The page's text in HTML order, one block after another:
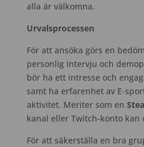
alla är välkomna.
Urvalsprocessen
För att ansöka görs en
personlig intervju och
bör ha ett intresse och
samt ha erfarenhet av E-
aktivitet. Meriter som en
kanal eller Twitch-konto kan
För att säkerställa en bra